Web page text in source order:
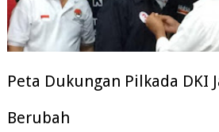
Peta Dukungan Pilkada DKI
Berubah